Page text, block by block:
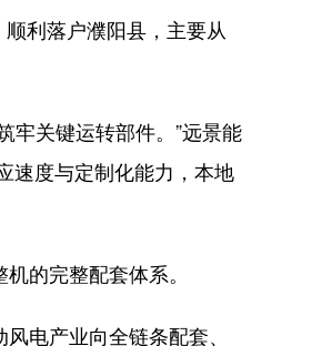
利落户濮阳县，主要从
关键运转部件。”远景能
速度与定制化能力，本地
的完整配套体系。
电产业向全链条配套、